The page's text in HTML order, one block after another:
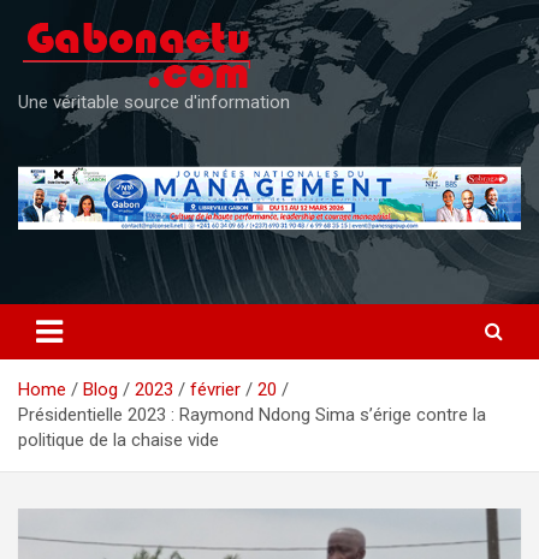
content
Une véritable source d'information
Home Blog 2023 février
20
Présidentielle 2023 : Raymond Ndong Sima s’érige contre la
politique de la chaise vide